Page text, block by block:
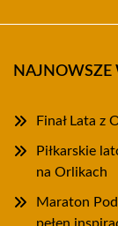
NAJNOWSZE
Finał Lata z
Piłkarskie
na Orlikach
Maraton